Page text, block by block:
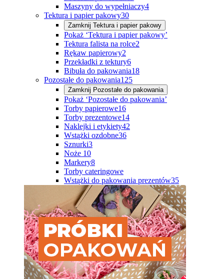
Maszyny do wypełniaczy4
Tektura i papier pakowy30
Zamknij Tektura i papier pakowy
Pokaż ‘Tektura i papier pakowy’
Tektura falista na rolce2
Rękaw papierowy2
Przekładki z tektury6
Bibuła do pakowania18
Pozostałe do pakowania125
Zamknij Pozostałe do pakowania
Pokaż ‘Pozostałe do pakowania’
Torby papierowe16
Torby prezentowe14
Naklejki i etykiety42
Wstążki ozdobne36
Sznurki3
Noże 10
Markery8
Torby cateringowe
Wstążki do pakowania prezentów35